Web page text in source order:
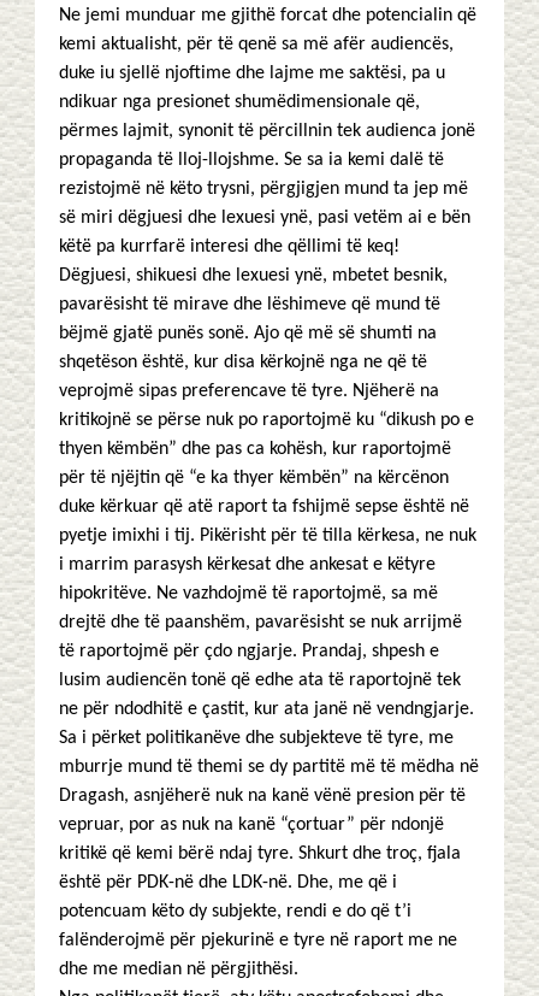
Ne jemi munduar me gjithë forcat dhe potencialin që
kemi aktualisht, për të qenë sa më afër audiencës,
duke iu sjellë njoftime dhe lajme me saktësi, pa u
ndikuar nga presionet shumëdimensionale që,
përmes lajmit, synonit të përcillnin tek audienca jonë
propaganda të lloj-llojshme. Se sa ia kemi dalë të
rezistojmë në këto trysni, përgjigjen mund ta jep më
së miri dëgjuesi dhe lexuesi ynë, pasi vetëm ai e bën
këtë pa kurrfarë interesi dhe qëllimi të keq!
Dëgjuesi, shikuesi dhe lexuesi ynë, mbetet besnik,
pavarësisht të mirave dhe lëshimeve që mund të
bëjmë gjatë punës sonë. Ajo që më së shumti na
shqetëson është, kur disa kërkojnë nga ne që të
veprojmë sipas preferencave të tyre. Njëherë na
kritikojnë se përse nuk po raportojmë ku “dikush po e
thyen këmbën” dhe pas ca kohësh, kur raportojmë
për të njëjtin që “e ka thyer këmbën” na kërcënon
duke kërkuar që atë raport ta fshijmë sepse është në
pyetje imixhi i tij. Pikërisht për të tilla kërkesa, ne nuk
i marrim parasysh kërkesat dhe ankesat e këtyre
hipokritëve. Ne vazhdojmë të raportojmë, sa më
drejtë dhe të paanshëm, pavarësisht se nuk arrijmë
të raportojmë për çdo ngjarje. Prandaj, shpesh e
lusim audiencën tonë që edhe ata të raportojnë tek
ne për ndodhitë e çastit, kur ata janë në vendngjarje.
Sa i përket politikanëve dhe subjekteve të tyre, me
mburrje mund të themi se dy partitë më të mëdha në
Dragash, asnjëherë nuk na kanë vënë presion për të
vepruar, por as nuk na kanë “çortuar” për ndonjë
kritikë që kemi bërë ndaj tyre. Shkurt dhe troç, fjala
është për PDK-në dhe LDK-në. Dhe, me që i
potencuam këto dy subjekte, rendi e do që t’i
falënderojmë për pjekurinë e tyre në raport me ne
dhe me median në përgjithësi.